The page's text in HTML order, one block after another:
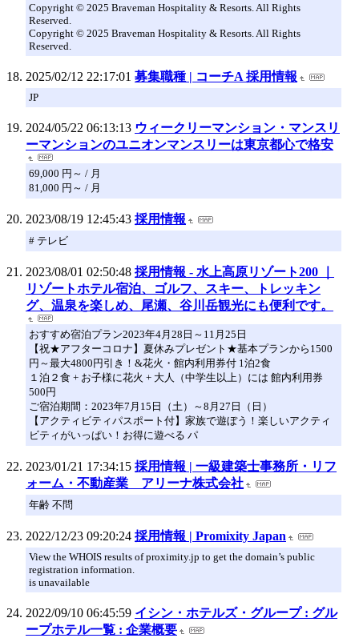
Copyright © 2025 Braveman Hospitality & Resorts. All Rights
Reserved.
Copyright © 2025 Braveman Hospitality & Resorts. All Rights
Reserved.
2025/02/12 22:17:01 募集職種 | コーチA 採用情報
JP
2024/05/22 06:13:13 ウィークリーマンション・マンスリ
ーマンションのユニオンマンスリーは東京都心で格安
69,000 円～ / 月
81,000 円～ / 月
2023/08/19 12:45:43 採用情報
# テレビ
2023/08/01 02:50:48 採用情報 - 水上高原リゾート200 ｜
リゾートホテル宿泊、ゴルフ、スキー、トレッキン
グ、温泉を楽しめ、尾瀬、谷川岳観光にも便利です。
おすすめ宿泊プラン2023年4月28日～11月25日
【祝★アフターコロナ】夏休みプレゼント★基本プランから1500
円～最大4800円引き！&花火・館内利用券付 1泊2食
１泊２食 + お子様に花火 + 大人（中学生以上）には 館内利用券
500円
ご宿泊期間：2023年7月15日（土）～8月27日（日）
【アクティビティパスポート付】家族で遊ぼう！楽しいアクティ
ビティがいっぱい！お得に遊べる パ
2023/01/21 17:34:15 採用情報 | 一級建築士事務所・リフ
ォーム・不動産業 アリーナ株式会社
年齢 不問
2022/12/23 09:20:24 採用情報 | Promixity Japan
View the WHOIS results of proximity.jp to get the domain’s public
registration information.
is unavailable
2022/09/10 06:45:59 イシン・ホテルズ・グループ : グル
ープホテル一覧 : 企業概要